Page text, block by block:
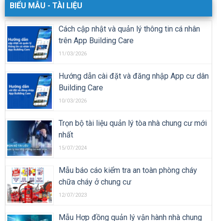
BIỂU MẪU - TÀI LIỆU
Cách cập nhật và quản lý thông tin cá nhân
trên App Building Care
11/03/2026
Hướng dẫn cài đặt và đăng nhập App cư dân
Building Care
10/03/2026
Trọn bộ tài liệu quản lý tòa nhà chung cư mới
nhất
15/07/2024
Mẫu báo cáo kiểm tra an toàn phòng cháy
chữa cháy ở chung cư
12/07/2023
Mẫu Hợp đồng quản lý vận hành nhà chung